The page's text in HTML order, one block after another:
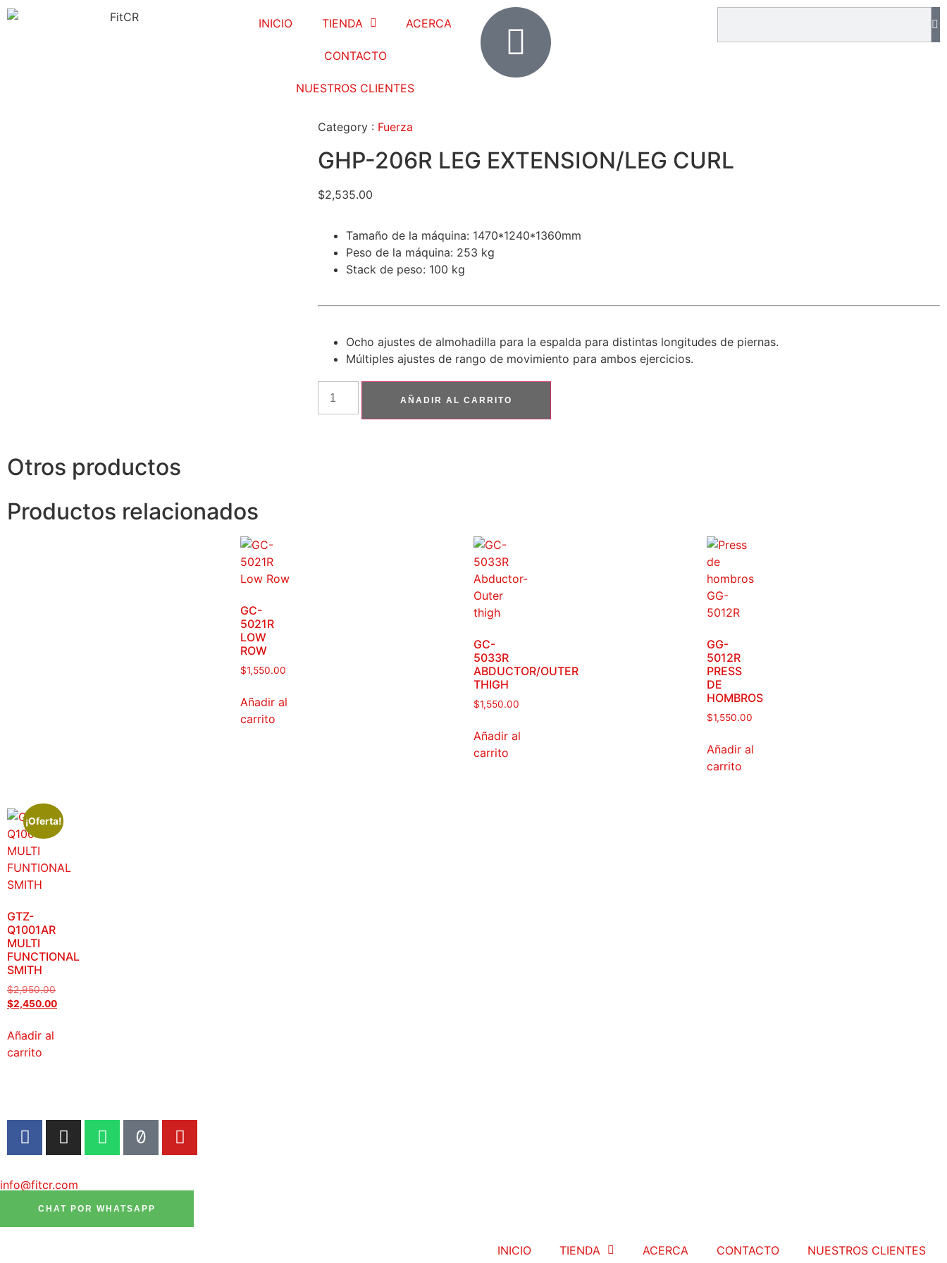
INICIO TIENDA ACERCA
CONTACTO
NUESTROS CLIENTES
Category : Fuerza
GHP-206R LEG EXTENSION/LEG CURL
$2,535.00
Tamaño de la máquina: 1470*1240*1360mm
Peso de la máquina: 253 kg
Stack de peso: 100 kg
Ocho ajustes de almohadilla para la espalda para distintas longitudes de piernas.
Múltiples ajustes de rango de movimiento para ambos ejercicios.
AÑADIR AL CARRITO
Otros productos
Productos relacionados
GC-
5021R
LOW
ROW
$1,550.00
Añadir al
carrito
GC-
5033R
ABDUCTOR/OUTER
THIGH
$1,550.00
Añadir al
carrito
GG-
5012R
PRESS
DE
HOMBROS
$1,550.00
Añadir al
carrito
¡Oferta!
GTZ-
Q1001AR
MULTI
FUNCTIONAL
SMITH
$2,950.00
$2,450.00
Añadir al
carrito
info@fitcr.com
CHAT POR WHATSAPP
INICIO TIENDA ACERCA CONTACTO NUESTROS CLIENTES